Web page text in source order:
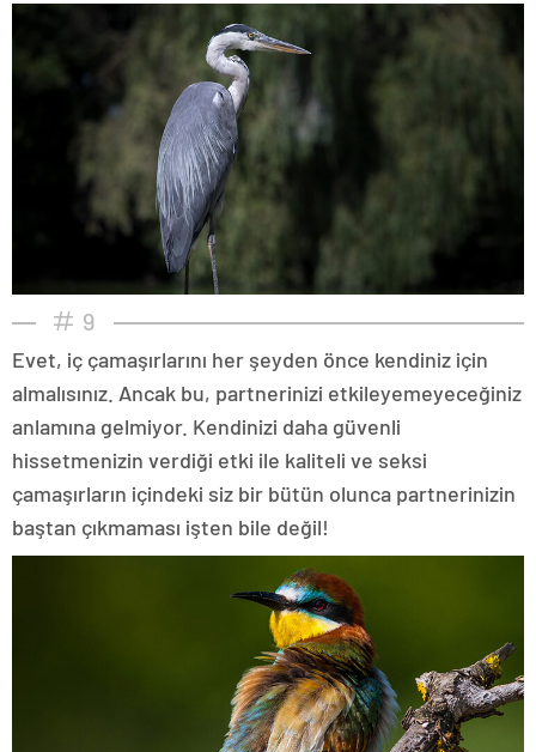
9
Evet, iç çamaşırlarını her şeyden önce kendiniz için
almalısınız. Ancak bu, partnerinizi etkileyemeyeceğiniz
anlamına gelmiyor. Kendinizi daha güvenli
hissetmenizin verdiği etki ile kaliteli ve seksi
çamaşırların içindeki siz bir bütün olunca partnerinizin
baştan çıkmaması işten bile değil!